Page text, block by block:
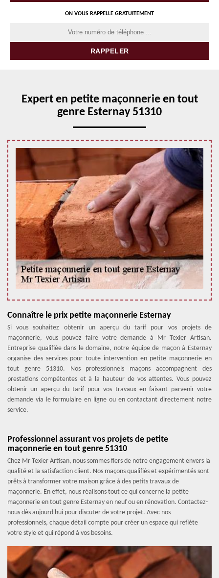
ON VOUS RAPPELLE GRATUITEMENT
Expert en petite maçonnerie en tout
genre Esternay 51310
Connaître le prix petite maçonnerie Esternay
Si vous souhaitez obtenir un aperçu du tarif pour vos projets de
maçonnerie, vous pouvez faire votre demande à Mr Texier Artisan.
Entreprise qualifiée dans le domaine, notre équipe de maçon à Esternay
organise des services pour toute intervention en petite maçonnerie en
tout genre 51310. Nos professionnels maçons accompagnent des
prestations compétentes et à la hauteur de vos attentes. Vous pouvez
obtenir un aperçu du tarif pour vos travaux en faisant parvenir votre
demande via le formulaire en ligne ou en contactant directement notre
service.
Professionnel assurant vos projets de petite
maçonnerie en tout genre 51310
Chez Mr Texier Artisan, nous sommes fiers de notre engagement envers la
qualité et la satisfaction client. Nos maçons qualifiés et expérimentés sont
prêts à transformer votre maison grâce à des petits travaux de
maçonnerie. En effet, nous réalisons tout ce qui concerne la petite
maçonnerie en tout genre Esternay en neuf ou en rénovation. Contactez-
nous dès aujourd'hui pour discuter de votre projet. Avec nos
professionnels, chaque détail compte pour créer un espace qui reflète
votre style et qui répond à vos besoins.